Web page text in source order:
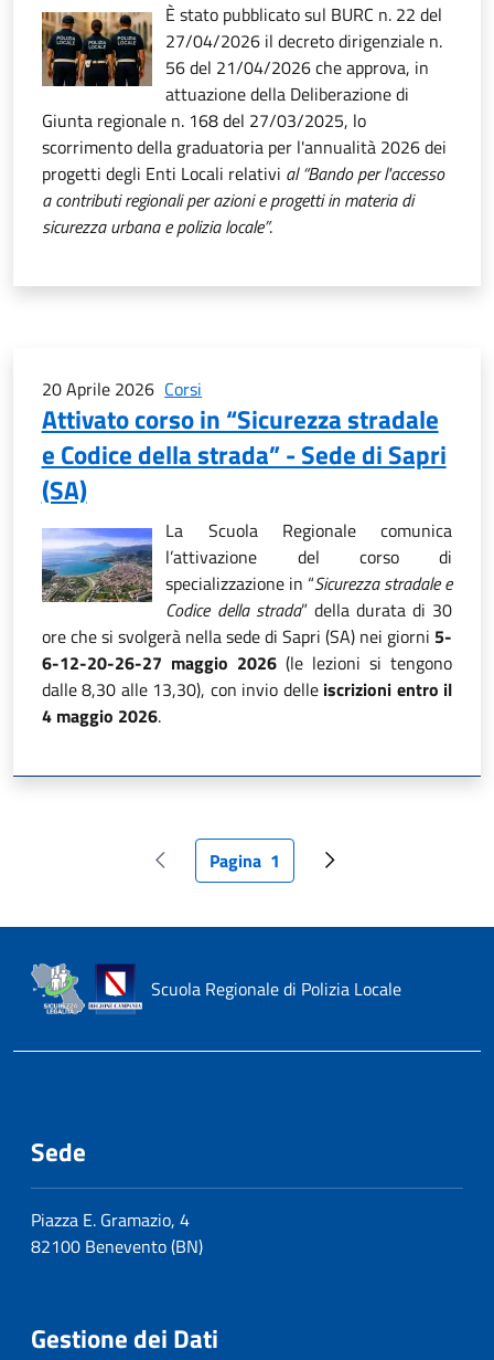
È stato pubblicato sul BURC n. 22 del
27/04/2026 il decreto dirigenziale n.
56 del 21/04/2026 che approva, in
attuazione della Deliberazione di
Giunta regionale n. 168 del 27/03/2025, lo
scorrimento della graduatoria per l'annualità 2026 dei
progetti degli Enti Locali relativi al “Bando per l'accesso
a contributi regionali per azioni e progetti in materia di
sicurezza urbana e polizia locale”.
20 Aprile 2026 Corsi
Attivato corso in “Sicurezza stradale
e Codice della strada” - Sede di Sapri
(SA)
La Scuola Regionale comunica
l’attivazione del corso di
specializzazione in “Sicurezza stradale e
Codice della strada” della durata di 30
ore che si svolgerà nella sede di Sapri (SA) nei giorni 5-
6-12-20-26-27 maggio 2026 (le lezioni si tengono
dalle 8,30 alle 13,30), con invio delle iscrizioni entro il
4 maggio 2026.
Pagina precedente
Pagina attuale
Pagina 1 Pagina successiva
Scuola Regionale di Polizia Locale
Sede
Piazza E. Gramazio, 4
82100 Benevento (BN)
Gestione dei Dati